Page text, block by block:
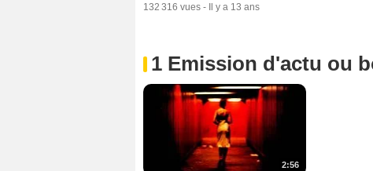
132 316 vues - Il y a 13 ans
1 Emission d'actu ou
2:56